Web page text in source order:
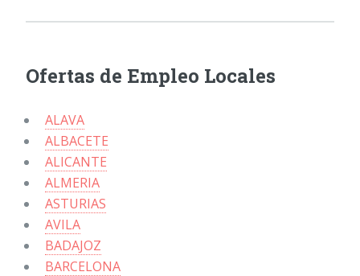
Ofertas de Empleo Locales
ALAVA
ALBACETE
ALICANTE
ALMERIA
ASTURIAS
AVILA
BADAJOZ
BARCELONA